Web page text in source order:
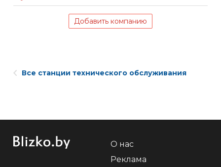
Добавить компанию
Все станции технического обслуживания
О нас
Реклама